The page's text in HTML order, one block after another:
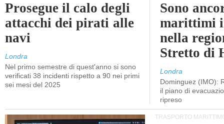
Prosegue il calo degli
attacchi dei pirati alle
navi
Londra
Nel primo semestre di quest'anno si sono
verificati 38 incidenti rispetto a 90 nei primi
sei mesi del 2025
Sono
marittimi
nella
Stretto di
Londra
Dominguez (IMO):
il piano di
ripreso
TRASPORTO